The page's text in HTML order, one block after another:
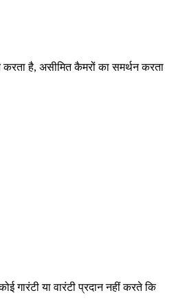
है, असीमित कैमरों का समर्थन करता
गारंटी या वारंटी प्रदान नहीं करते कि